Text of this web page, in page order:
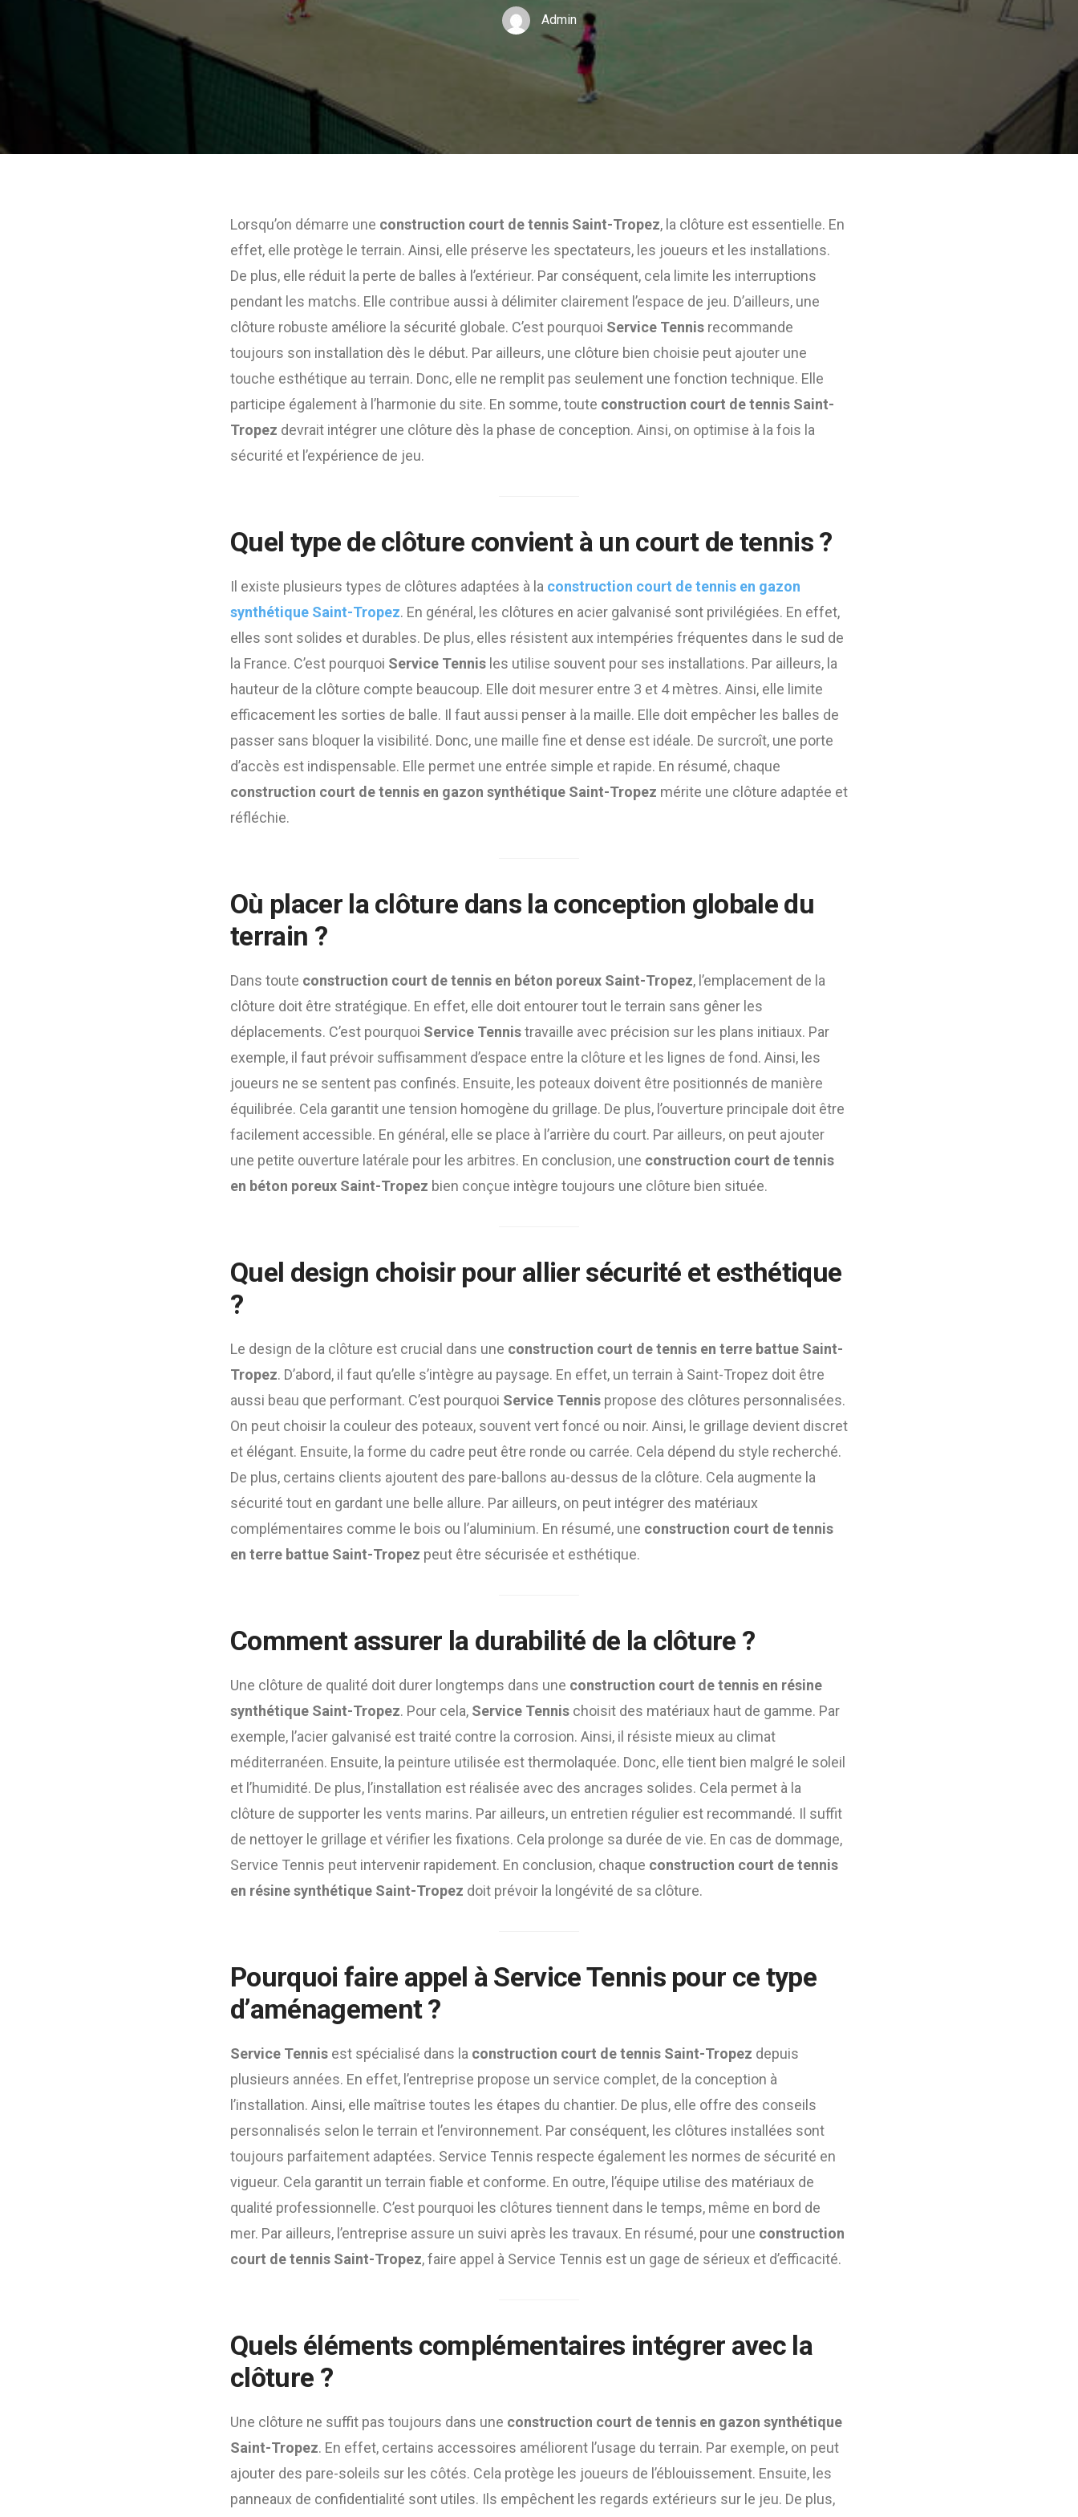
Admin
Lorsqu’on démarre une construction court de tennis Saint-Tropez, la clôture est essentielle. En
effet, elle protège le terrain. Ainsi, elle préserve les spectateurs, les joueurs et les installations.
De plus, elle réduit la perte de balles à l’extérieur. Par conséquent, cela limite les interruptions
pendant les matchs. Elle contribue aussi à délimiter clairement l’espace de jeu. D’ailleurs, une
clôture robuste améliore la sécurité globale. C’est pourquoi Service Tennis recommande
toujours son installation dès le début. Par ailleurs, une clôture bien choisie peut ajouter une
touche esthétique au terrain. Donc, elle ne remplit pas seulement une fonction technique. Elle
participe également à l’harmonie du site. En somme, toute construction court de tennis Saint-
Tropez devrait intégrer une clôture dès la phase de conception. Ainsi, on optimise à la fois la
sécurité et l’expérience de jeu.
Quel type de clôture convient à un court de tennis ?
Il existe plusieurs types de clôtures adaptées à la construction court de tennis en gazon
synthétique Saint-Tropez. En général, les clôtures en acier galvanisé sont privilégiées. En effet,
elles sont solides et durables. De plus, elles résistent aux intempéries fréquentes dans le sud de
la France. C’est pourquoi Service Tennis les utilise souvent pour ses installations. Par ailleurs, la
hauteur de la clôture compte beaucoup. Elle doit mesurer entre 3 et 4 mètres. Ainsi, elle limite
efficacement les sorties de balle. Il faut aussi penser à la maille. Elle doit empêcher les balles de
passer sans bloquer la visibilité. Donc, une maille fine et dense est idéale. De surcroît, une porte
d’accès est indispensable. Elle permet une entrée simple et rapide. En résumé, chaque
construction court de tennis en gazon synthétique Saint-Tropez mérite une clôture adaptée et
réfléchie.
Où placer la clôture dans la conception globale du
terrain ?
Dans toute construction court de tennis en béton poreux Saint-Tropez, l’emplacement de la
clôture doit être stratégique. En effet, elle doit entourer tout le terrain sans gêner les
déplacements. C’est pourquoi Service Tennistravaille avec précision sur les plans initiaux. Par
exemple, il faut prévoir suffisamment d’espace entre la clôture et les lignes de fond. Ainsi, les
joueurs ne se sentent pas confinés. Ensuite, les poteaux doivent être positionnés de manière
équilibrée. Cela garantit une tension homogène du grillage. De plus, l’ouverture principale doit être
facilement accessible. En général, elle se place à l’arrière du court. Par ailleurs, on peut ajouter
une petite ouverture latérale pour les arbitres. En conclusion, une construction court de tennis
en béton poreux Saint-Tropez bien conçue intègre toujours une clôture bien située.
Quel design choisir pour allier sécurité et esthétique
?
Le design de la clôture est crucial dans une construction court de tennis en terre battue Saint-
Tropez. D’abord, il faut qu’elle s’intègre au paysage. En effet, un terrain à Saint-Tropez doit être
aussi beau que performant. C’est pourquoi Service Tennis propose des clôtures personnalisées.
On peut choisir la couleur des poteaux, souvent vert foncé ou noir. Ainsi, le grillage devient discret
et élégant. Ensuite, la forme du cadre peut être ronde ou carrée. Cela dépend du style recherché.
De plus, certains clients ajoutent des pare-ballons au-dessus de la clôture. Cela augmente la
sécurité tout en gardant une belle allure. Par ailleurs, on peut intégrer des matériaux
complémentaires comme le bois ou l’aluminium. En résumé, une construction court de tennis
en terre battue Saint-Tropez peut être sécurisée et esthétique.
Comment assurer la durabilité de la clôture ?
Une clôture de qualité doit durer longtemps dans une construction court de tennis en résine
synthétique Saint-Tropez. Pour cela, Service Tennis choisit des matériaux haut de gamme. Par
exemple, l’acier galvanisé est traité contre la corrosion. Ainsi, il résiste mieux au climat
méditerranéen. Ensuite, la peinture utilisée est thermolaquée. Donc, elle tient bien malgré le soleil
et l’humidité. De plus, l’installation est réalisée avec des ancrages solides. Cela permet à la
clôture de supporter les vents marins. Par ailleurs, un entretien régulier est recommandé. Il suffit
de nettoyer le grillage et vérifier les fixations. Cela prolonge sa durée de vie. En cas de dommage,
Service Tennis peut intervenir rapidement. En conclusion, chaque construction court de tennis
en résine synthétique Saint-Tropez doit prévoir la longévité de sa clôture.
Pourquoi faire appel à Service Tennis pour ce type
d’aménagement ?
Service Tennis est spécialisé dans la construction court de tennis Saint-Tropez depuis
plusieurs années. En effet, l’entreprise propose un service complet, de la conception à
l’installation. Ainsi, elle maîtrise toutes les étapes du chantier. De plus, elle offre des conseils
personnalisés selon le terrain et l’environnement. Par conséquent, les clôtures installées sont
toujours parfaitement adaptées. Service Tennis respecte également les normes de sécurité en
vigueur. Cela garantit un terrain fiable et conforme. En outre, l’équipe utilise des matériaux de
qualité professionnelle. C’est pourquoi les clôtures tiennent dans le temps, même en bord de
mer. Par ailleurs, l’entreprise assure un suivi après les travaux. En résumé, pour une construction
court de tennis Saint-Tropez, faire appel à Service Tennis est un gage de sérieux et d’efficacité.
Quels éléments complémentaires intégrer avec la
clôture ?
Une clôture ne suffit pas toujours dans une construction court de tennis en gazon synthétique
Saint-Tropez. En effet, certains accessoires améliorent l’usage du terrain. Par exemple, on peut
ajouter des pare-soleils sur les côtés. Cela protège les joueurs de l’éblouissement. Ensuite, les
panneaux de confidentialité sont utiles. Ils empêchent les regards extérieurs sur le jeu. De plus,